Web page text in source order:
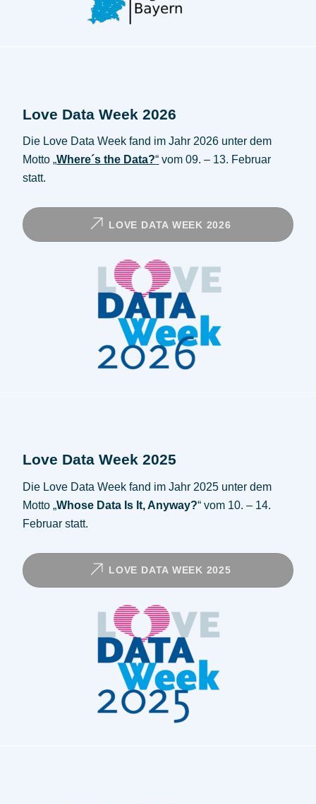
Love Data Week 2026
Die Love Data Week fand im Jahr 2026 unter dem
Motto„Where´s the Data?“ vom 09. – 13. Februar
statt.
LOVE DATA WEEK 2026
Love Data Week 2025
Die Love Data Week fand im Jahr 2025 unter dem
Motto „Whose Data Is It, Anyway?“ vom 10. – 14.
Februar statt.
LOVE DATA WEEK 2025